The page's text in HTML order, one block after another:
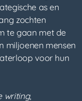
as en
zochten
te gaan met de
miljoenen mensen
voor hun
writing,